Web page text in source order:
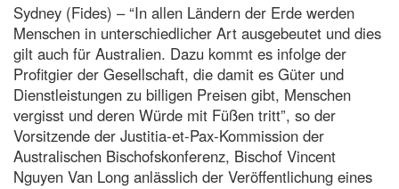
Sydney (Fides) – “In allen Ländern der Erde werden
Menschen in unterschiedlicher Art ausgebeutet und dies
gilt auch für Australien. Dazu kommt es infolge der
Profitgier der Gesellschaft, die damit es Güter und
Dienstleistungen zu billigen Preisen gibt, Menschen
vergisst und deren Würde mit Füßen tritt”, so der
Vorsitzende der Justitia-et-Pax-Kommission der
Australischen Bischofskonferenz, Bischof Vincent
Nguyen Van Long anlässlich der Veröffentlichung eines